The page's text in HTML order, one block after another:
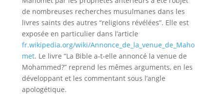
de nombreuses recherches musulmanes dans les
livres saints des autres “religions révélées”. Elle est
exposée en particulier dans l’article
fr.wikipedia.org/wiki/Annonce_de_la_venue_de_Maho
met. Le livre “La Bible a-t-elle annoncé la venue de
Mohammed?” reprend les mêmes arguments, en les
développant et les commentant sous l’angle
apologétique.